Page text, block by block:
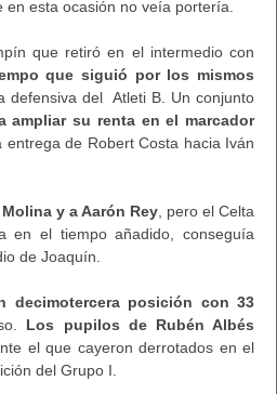
esta ocasión no veía portería.
que retiró en el intermedio con
que siguió por los mismos
defensiva del Atleti B. Un conjunto
ampliar su renta en el marcador
entrega de Robert Costa hacia Iván
y a Aarón Rey, pero el Celta
el tiempo añadido, conseguía
de Joaquín.
posición con 33
Los pupilos de Rubén Albés
el que cayeron derrotados en el
del Grupo I.